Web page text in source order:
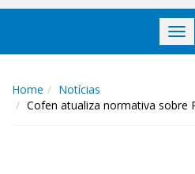
Home
Notícias
Cofen atualiza normativa sobre